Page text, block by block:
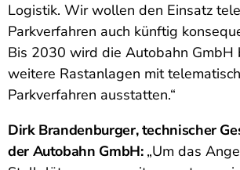
Logistik. Wir wollen den Einsatz
Parkverfahren auch künftig
Bis 2030 wird die Autobahn GmbH
weitere Rastanlagen mit
Parkverfahren ausstatten.“
Dirk Brandenburger, technischer
der Autobahn GmbH: „Um das